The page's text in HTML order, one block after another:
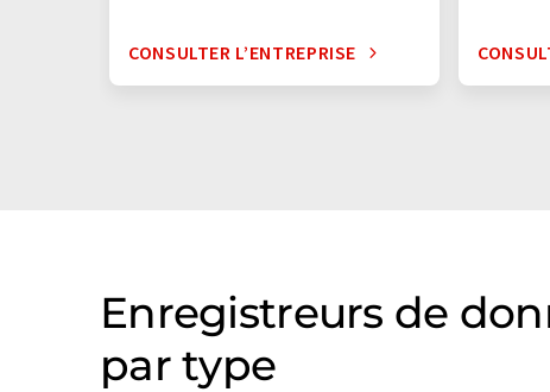
CONSULTER L’ENTREPRISE
Enregistreurs de
par type